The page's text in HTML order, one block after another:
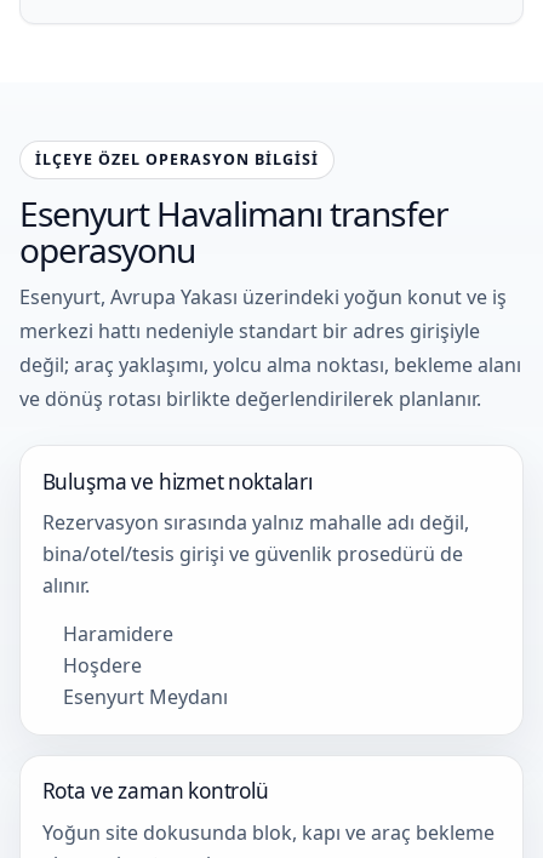
İLÇEYE ÖZEL OPERASYON BILGISI
Esenyurt Havalimanı transfer
operasyonu
Esenyurt, Avrupa Yakası üzerindeki yoğun konut ve iş
merkezi hattı nedeniyle standart bir adres girişiyle
değil; araç yaklaşımı, yolcu alma noktası, bekleme alanı
ve dönüş rotası birlikte değerlendirilerek planlanır.
Buluşma ve hizmet noktaları
Rezervasyon sırasında yalnız mahalle adı değil,
bina/otel/tesis girişi ve güvenlik prosedürü de
alınır.
Haramidere
Hoşdere
Esenyurt Meydanı
Rota ve zaman kontrolü
Yoğun site dokusunda blok, kapı ve araç bekleme